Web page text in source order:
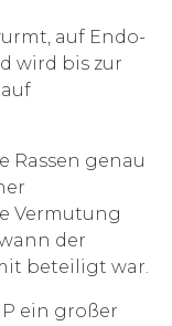
auf Endo-
wird bis zur
Rassen genau
Vermutung
der
beteiligt war.
ein großer